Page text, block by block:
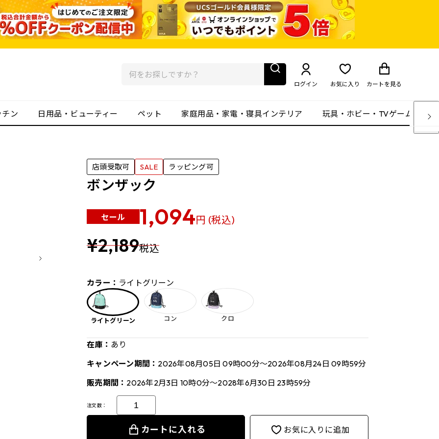
ログイン お気に入り カート を見る
ン 日用品・ビューティー ペット 家庭用品・家電・寝具インテリア 玩具・ホビー・TVゲーム
店頭受取可 SALE ラッピング可
ボンザック
セール 1,094円 (税込)
¥2,189税込
カラー： ライトグリーン
ライトグリーン コン クロ
在庫： あり
キャンペーン期間： 2026年08月05日 09時00分～2026年08月24日 09時59分
販売期間： 2026年2月3日 10時0分～2028年6月30日 23時59分
注文数：
カートに入れる お気に入りに追加